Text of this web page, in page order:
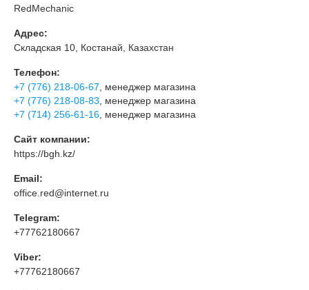
RedMechanic
Адрес:
Складская 10, Костанай, Казахстан
Телефон:
+7 (776) 218-06-67 , менеджер магазина
+7 (776) 218-08-83 , менеджер магазина
+7 (714) 256-61-16 , менеджер магазина
Сайт компании:
https://bgh.kz/
Email:
office.red@internet.ru
Telegram:
+77762180667
Viber:
+77762180667